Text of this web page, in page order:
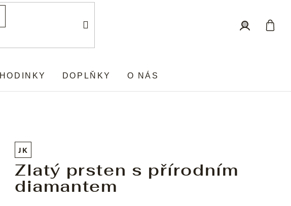
HODINKY DOPLŇKY O NÁS
JK
Zlatý prsten s přírodním
diamantem